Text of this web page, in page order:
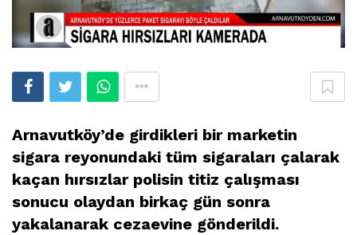
Arnavutköy’de girdikleri bir marketin
sigara reyonundaki tüm sigaraları çalarak
kaçan hırsızlar polisin titiz çalışması
sonucu olaydan birkaç gün sonra
yakalanarak cezaevine gönderildi.